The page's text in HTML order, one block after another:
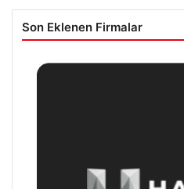
Son Eklenen Firmalar